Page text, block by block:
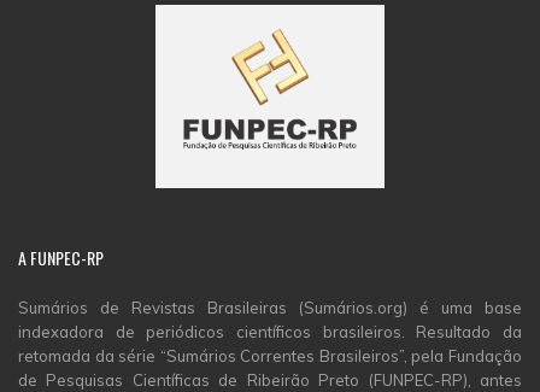
AFUNPEC-RP
Sumários de Revistas Brasileiras (Sumários.org) é uma base
indexadora de periódicos científicos brasileiros. Resultado da
retomada da série “Sumários Correntes Brasileiros”, pela Fundação
de Pesquisas Científicas de Ribeirão Preto (FUNPEC-RP), antes